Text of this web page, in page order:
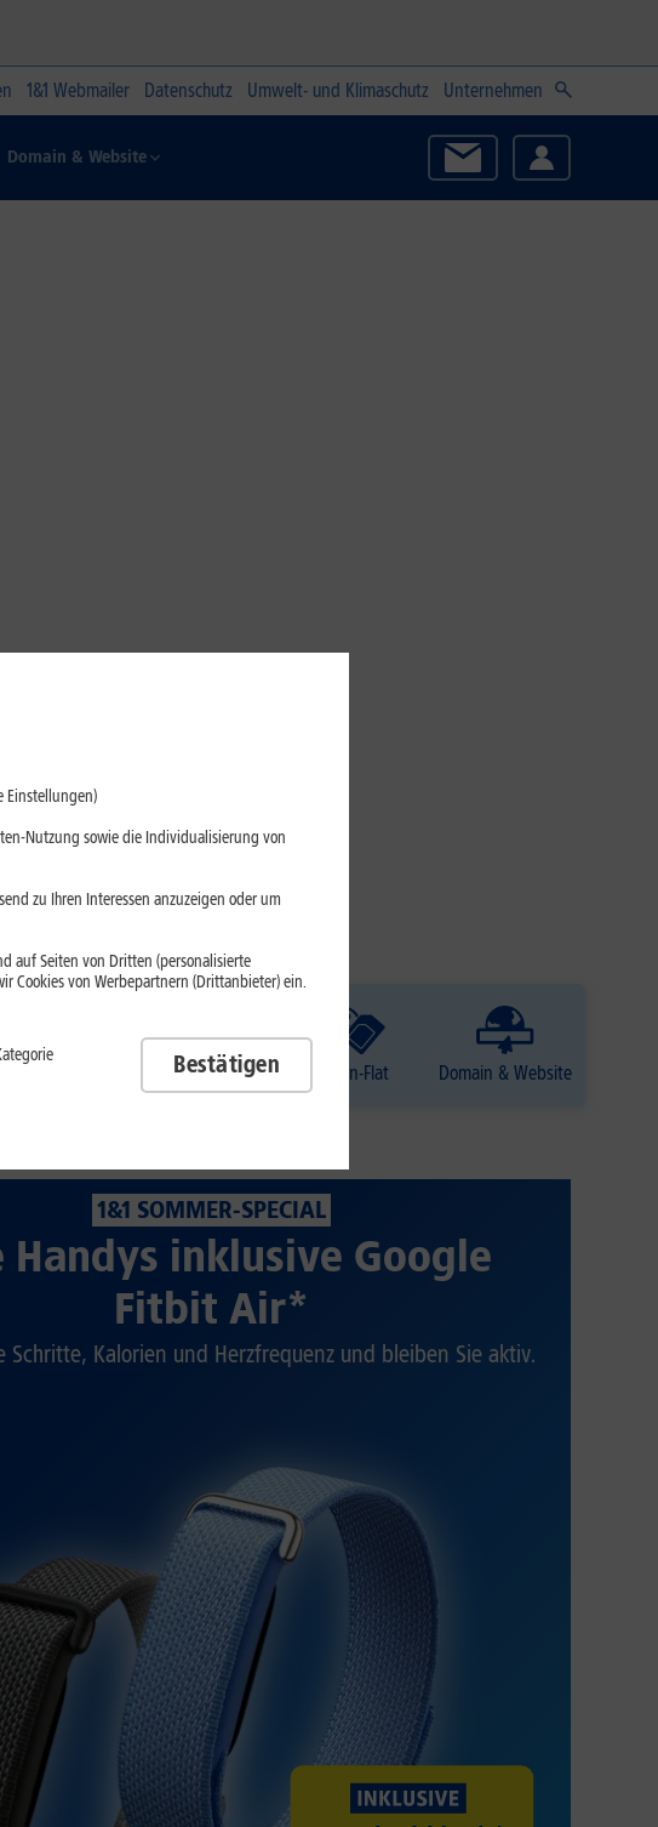
1&1 Webmailer Datenschutz Umwelt- und Klimaschutz Unternehmen
Domain & Website
TV Daten-Flat Domain & Website
1&1 SOMMER-SPECIAL
Handys inklusive Google
Fitbit Air*
Schritte, Kalorien und Herzfrequenz und bleiben Sie aktiv.
Einstellungen)
Nutzung sowie die Individualisierung von
zu Ihren Interessen anzuzeigen oder um
auf Seiten von Dritten (personalisierte
Cookies von Werbepartnern (Drittanbieter) ein.
Bestätigen